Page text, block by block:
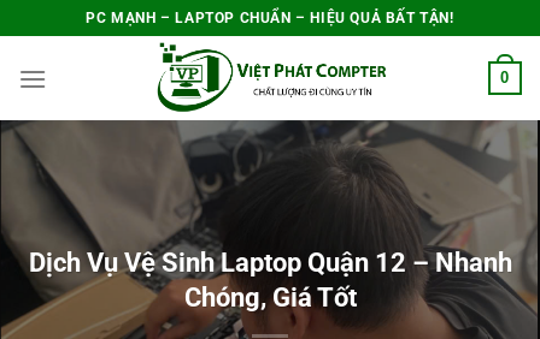
nội
dung
PC MẠNH – LAPTOP CHUẨN – HIỆU QUẢ BẤT TẬN!
0
Dịch Vụ Vệ Sinh Laptop Quận 12 – Nhanh
Chóng, Giá Tốt